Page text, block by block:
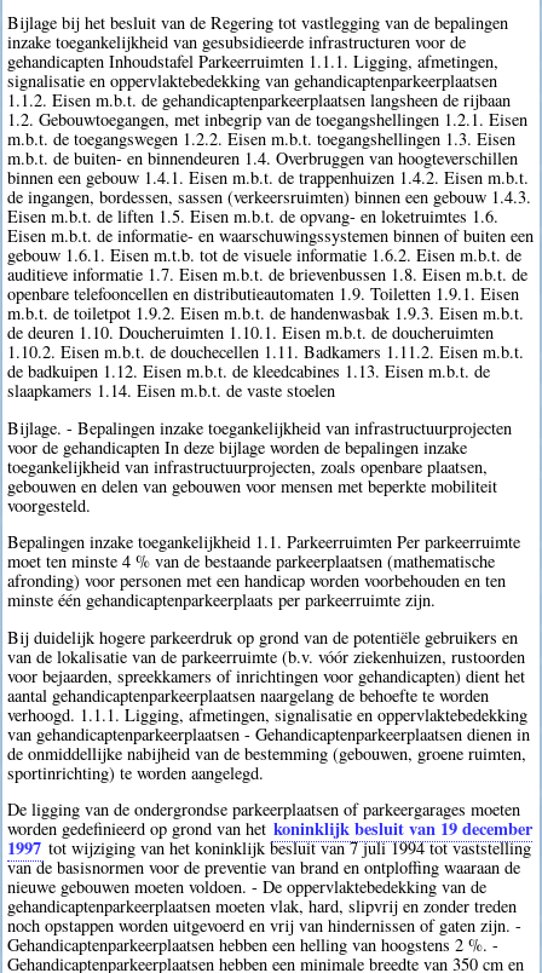
Bijlage bij het besluit van de Regering tot vastlegging van de bepalingen
inzake toegankelijkheid van gesubsidieerde infrastructuren voor de
gehandicapten Inhoudstafel Parkeerruimten 1.1.1. Ligging, afmetingen,
signalisatie en oppervlaktebedekking van gehandicaptenparkeerplaatsen
1.1.2. Eisen m.b.t. de gehandicaptenparkeerplaatsen langsheen de rijbaan
1.2. Gebouwtoegangen, met inbegrip van de toegangshellingen 1.2.1. Eisen
m.b.t. de toegangswegen 1.2.2. Eisen m.b.t. toegangshellingen 1.3. Eisen
m.b.t. de buiten- en binnendeuren 1.4. Overbruggen van hoogteverschillen
binnen een gebouw 1.4.1. Eisen m.b.t. de trappenhuizen 1.4.2. Eisen m.b.t.
de ingangen, bordessen, sassen (verkeersruimten) binnen een gebouw 1.4.3.
Eisen m.b.t. de liften 1.5. Eisen m.b.t. de opvang- en loketruimtes 1.6.
Eisen m.b.t. de informatie- en waarschuwingssystemen binnen of buiten een
gebouw 1.6.1. Eisen m.t.b. tot de visuele informatie 1.6.2. Eisen m.b.t. de
auditieve informatie 1.7. Eisen m.b.t. de brievenbussen 1.8. Eisen m.b.t. de
openbare telefooncellen en distributieautomaten 1.9. Toiletten 1.9.1. Eisen
m.b.t. de toiletpot 1.9.2. Eisen m.b.t. de handenwasbak 1.9.3. Eisen m.b.t.
de deuren 1.10. Doucheruimten 1.10.1. Eisen m.b.t. de doucheruimten
1.10.2. Eisen m.b.t. de douchecellen 1.11. Badkamers 1.11.2. Eisen m.b.t.
de badkuipen 1.12. Eisen m.b.t. de kleedcabines 1.13. Eisen m.b.t. de
slaapkamers 1.14. Eisen m.b.t. de vaste stoelen
Bijlage. - Bepalingen inzake toegankelijkheid van infrastructuurprojecten
voor de gehandicapten In deze bijlage worden de bepalingen inzake
toegankelijkheid van infrastructuurprojecten, zoals openbare plaatsen,
gebouwen en delen van gebouwen voor mensen met beperkte mobiliteit
voorgesteld.
Bepalingen inzake toegankelijkheid 1.1. Parkeerruimten Per parkeerruimte
moet ten minste 4 % van de bestaande parkeerplaatsen (mathematische
afronding) voor personen met een handicap worden voorbehouden en ten
minste één gehandicaptenparkeerplaats per parkeerruimte zijn.
Bij duidelijk hogere parkeerdruk op grond van de potentiële gebruikers en
van de lokalisatie van de parkeerruimte (b.v. vóór ziekenhuizen, rustoorden
voor bejaarden, spreekkamers of inrichtingen voor gehandicapten) dient het
aantal gehandicaptenparkeerplaatsen naargelang de behoefte te worden
verhoogd. 1.1.1. Ligging, afmetingen, signalisatie en oppervlaktebedekking
van gehandicaptenparkeerplaatsen - Gehandicaptenparkeerplaatsen dienen in
de onmiddellijke nabijheid van de bestemming (gebouwen, groene ruimten,
sportinrichting) te worden aangelegd.
De ligging van de ondergrondse parkeerplaatsen of parkeergarages moeten
worden gedefinieerd op grond van het koninklijk besluit van 19 december
1997 tot wijziging van het koninklijk besluit van 7 juli 1994 tot vaststelling
van de basisnormen voor de preventie van brand en ontploffing waaraan de
nieuwe gebouwen moeten voldoen. - De oppervlaktebedekking van de
gehandicaptenparkeerplaatsen moeten vlak, hard, slipvrij en zonder treden
noch opstappen worden uitgevoerd en vrij van hindernissen of gaten zijn. -
Gehandicaptenparkeerplaatsen hebben een helling van hoogstens 2 %. -
Gehandicaptenparkeerplaatsen hebben een minimale breedte van 350 cm en